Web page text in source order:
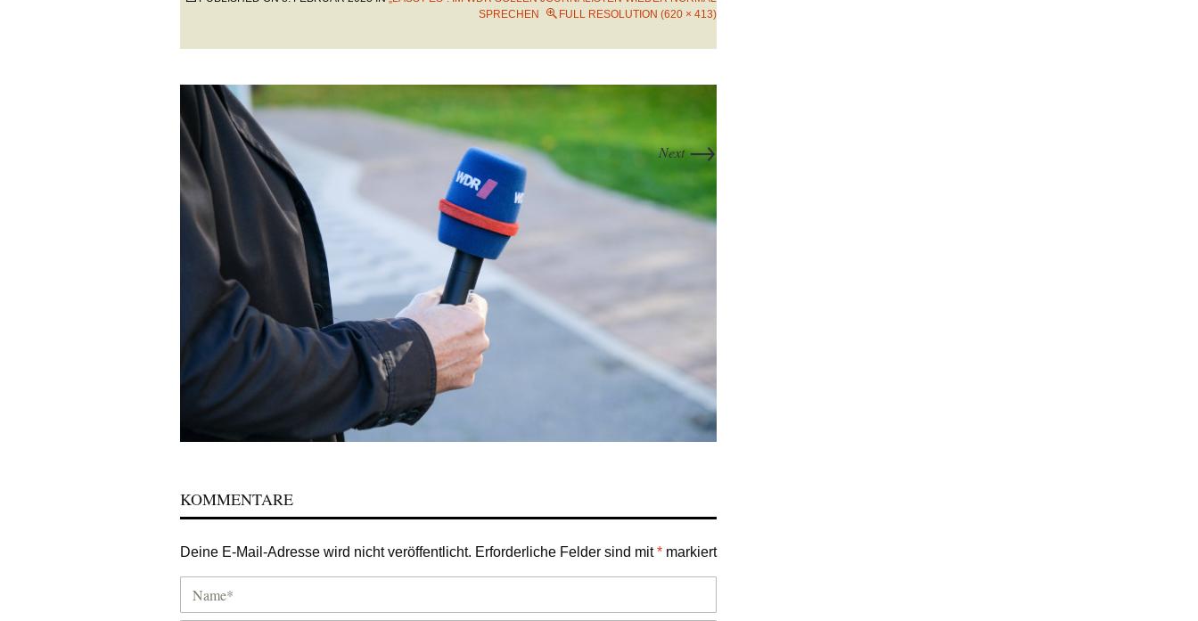
SPRECHEN
FULL RESOLUTION (620 × 413)
Next→
KOMMENTARE
Deine E-Mail-Adresse wird nicht veröffentlicht. Erforderliche Felder sind mit* markiert